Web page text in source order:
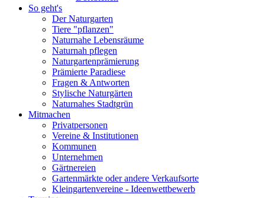
So geht's
Der Naturgarten
Tiere "pflanzen"
Naturnahe Lebensräume
Naturnah pflegen
Naturgartenprämierung
Prämierte Paradiese
Fragen & Antworten
Stylische Naturgärten
Naturnahes Stadtgrün
Mitmachen
Privatpersonen
Vereine & Institutionen
Kommunen
Unternehmen
Gärtnereien
Gartenmärkte oder andere Verkaufsorte
Kleingartenvereine - Ideenwettbewerb